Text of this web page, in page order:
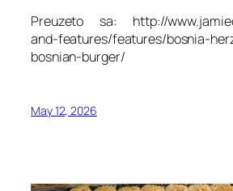
Preuzeto sa: http://
and-features/features/bosnia-
bosnian-burger/
May 12, 2026